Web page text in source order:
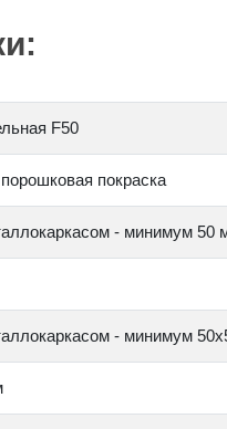
F50
покраска
- минимум 50
- минимум